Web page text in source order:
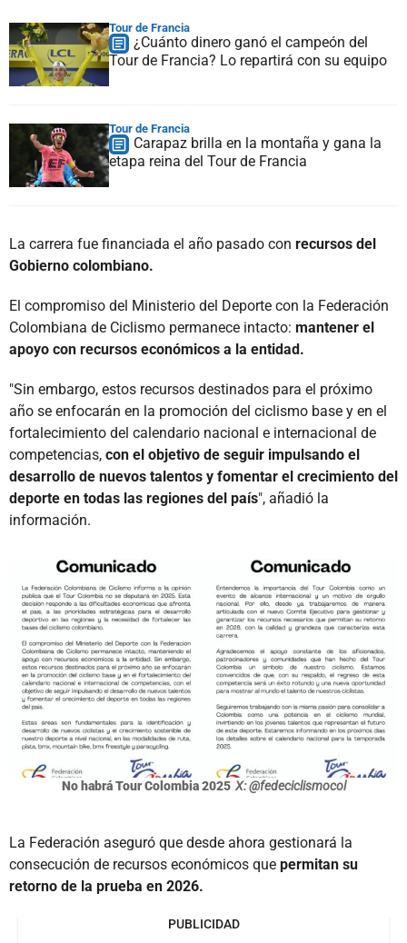
Tour de Francia
¿Cuánto dinero ganó el campeón del
Tour de Francia? Lo repartirá con su equipo
Tour de Francia
Carapaz brilla en la montaña y gana la
etapa reina del Tour de Francia
La carrera fue financiada el año pasado con recursos del
Gobierno colombiano.
El compromiso del Ministerio del Deporte con la Federación
Colombiana de Ciclismo permanece intacto: mantener el
apoyo con recursos económicos a la entidad.
"Sin embargo, estos recursos destinados para el próximo
año se enfocarán en la promoción del ciclismo base y en el
fortalecimiento del calendario nacional e internacional de
competencias, con el objetivo de seguir impulsando el
desarrollo de nuevos talentos y fomentar el crecimiento del
deporte en todas las regiones del país", añadió la
información.
No habrá Tour Colombia 2025 X: @fedeciclismocol
La Federación aseguró que desde ahora gestionará la
consecución de recursos económicos que permitan su
retorno de la prueba en 2026.
PUBLICIDAD